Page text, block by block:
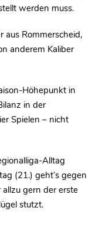
werden muss.
aus Rommerscheid,
anderem Kaliber
Höhepunkt in
in der
Spielen – nicht
Alltag
(21.) geht’s gegen
gern der erste
stutzt.